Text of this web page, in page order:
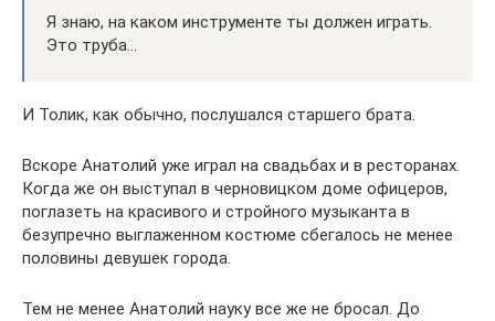
Я знаю, на каком инструменте ты должен играть.
Это труба…
И Толик, как обычно, послушался старшего брата.
Вскоре Анатолий уже играл на свадьбах и в ресторанах.
Когда же он выступал в черновицком доме офицеров,
поглазеть на красивого и стройного музыканта в
безупречно выглаженном костюме сбегалось не менее
половины девушек города.
Тем не менее Анатолий науку все же не бросал. До